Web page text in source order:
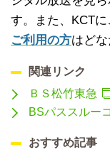
す。また、KCTに
ご利用の方はどな
関連リンク
ＢＳ松竹東急
BSパススルー
おすすめ記事